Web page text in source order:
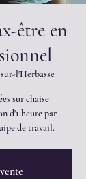
être en
l'Herbasse
sur chaise
d'1 heure par
de travail.